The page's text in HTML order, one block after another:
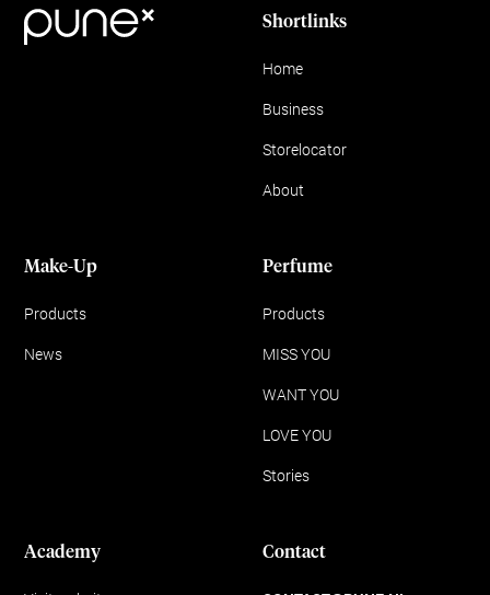
Shortlinks
Home
Business
Storelocator
About
Make-Up
Products
News
Perfume
Products
MISS YOU
WANT YOU
LOVE YOU
Stories
Academy Contact